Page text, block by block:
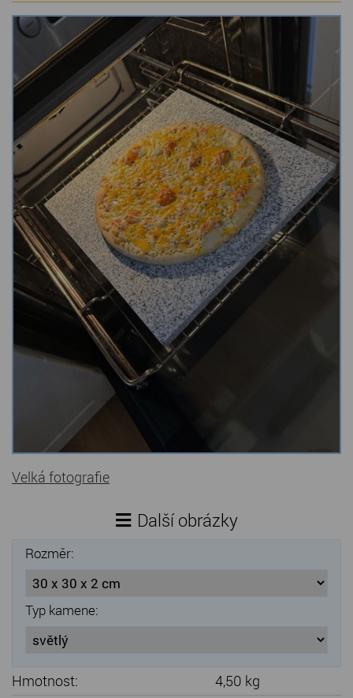
Kamenné truhlíky
Chladící kostky a puky
Doplňky do kuchyně
Hřbitovní doplňky
Zvířecí náhrobky a pomníčky
Kamenné stoly, konferenční stolky
Barevné kamenné drti
Štípané kamenné obklady
Dárkové předměty z přírodního kamene
Gabiony, gabionový kámen
Údržba a čištění kamene
Velká fotografie
Další obrázky
Rozměr:
Typ kamene:
Hmotnost:
4,50 kg